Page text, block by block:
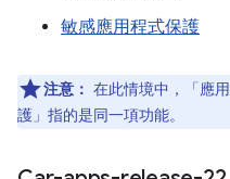
敏感應用程式保護
注意： 在此情境中，「應
護」指的是同一項功能。